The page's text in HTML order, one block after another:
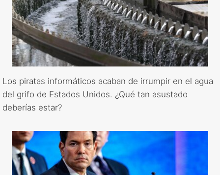
Los piratas informáticos acaban de irrumpir en el agua
del grifo de Estados Unidos. ¿Qué tan asustado
deberías estar?